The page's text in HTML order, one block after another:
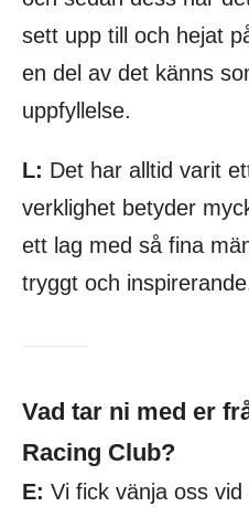
sett upp till och hejat
en del av det känns
uppfyllelse.
L: Det har alltid varit
verklighet betyder
ett lag med så fina
tryggt och
Vad tar ni med er
Racing Club?
E: Vi fick vänja oss